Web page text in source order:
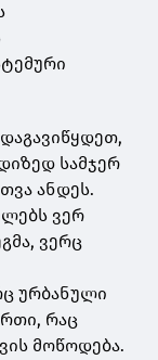
დაგავიწყდეთ,
სამჯერ
ანდეს.
ვერ
ვერც
ურბანული
რაც
მოწოდება.